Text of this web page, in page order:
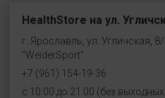
HealthStore на ул.
г. Ярославль, ул. Угличская,
"WeiderSport"
+7 (961) 154-19-36
с 10:00 до 21:00 (без